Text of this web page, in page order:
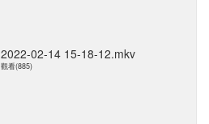
2022-02-14 15-18-12.mkv
觀看(885)